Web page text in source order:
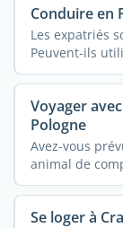
Conduire en
Les expatriés
Peuvent-ils
Voyager
Pologne
Avez-vous
animal de
Se loger à